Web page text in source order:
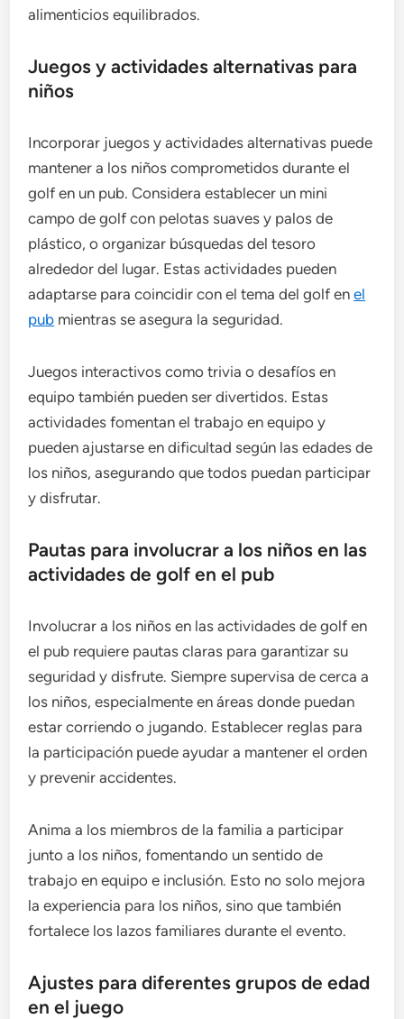
alimenticios equilibrados.
Juegos y actividades alternativas para
niños
Incorporar juegos y actividades alternativas puede
mantener a los niños comprometidos durante el
golf en un pub. Considera establecer un mini
campo de golf con pelotas suaves y palos de
plástico, o organizar búsquedas del tesoro
alrededor del lugar. Estas actividades pueden
adaptarse para coincidir con el tema del golf enel
pub mientras se asegura la seguridad.
Juegos interactivos como trivia o desafíos en
equipo también pueden ser divertidos. Estas
actividades fomentan el trabajo en equipo y
pueden ajustarse en dificultad según las edades de
los niños, asegurando que todos puedan participar
y disfrutar.
Pautas para involucrar a los niños en las
actividades de golf en el pub
Involucrar a los niños en las actividades de golf en
el pub requiere pautas claras para garantizar su
seguridad y disfrute. Siempre supervisa de cerca a
los niños, especialmente en áreas donde puedan
estar corriendo o jugando. Establecer reglas para
la participación puede ayudar a mantener el orden
y prevenir accidentes.
Anima a los miembros de la familia a participar
junto a los niños, fomentando un sentido de
trabajo en equipo e inclusión. Esto no solo mejora
la experiencia para los niños, sino que también
fortalece los lazos familiares durante el evento.
Ajustes para diferentes grupos de edad
en el juego